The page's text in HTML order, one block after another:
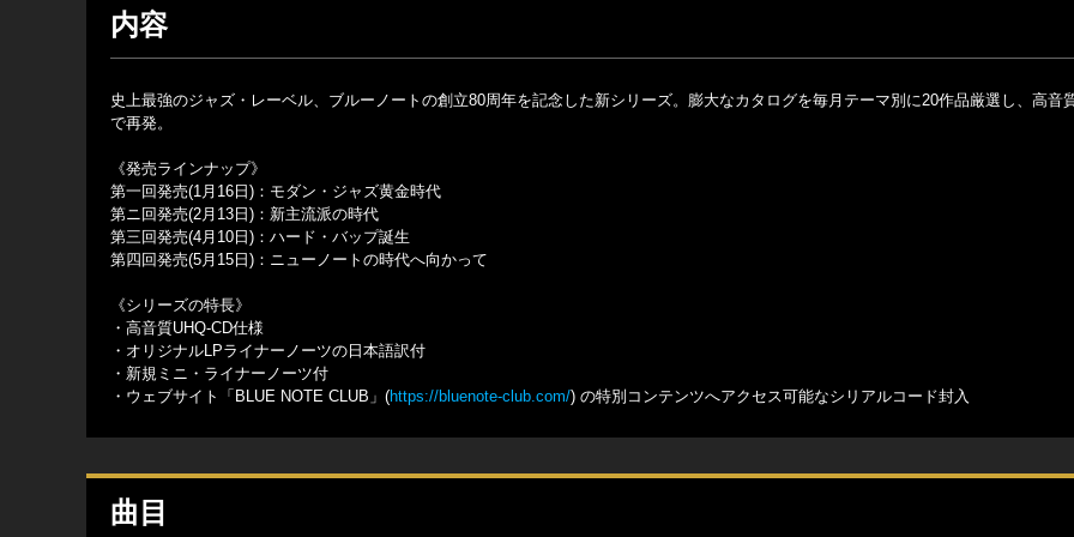
内容
史上最強のジャズ・レーベル、ブルーノートの創立80周年を記念した新シリーズ。膨大なカタログを毎月テーマ別に20作品厳選し、高音
で再発。
《発売ラインナップ》
第一回発売(1月16日)：モダン・ジャズ黄金時代
第ニ回発売(2月13日)：新主流派の時代
第三回発売(4月10日)：ハード・バップ誕生
第四回発売(5月15日)：ニューノートの時代へ向かって
《シリーズの特長》
・高音質UHQ-CD仕様
・オリジナルLPライナーノーツの日本語訳付
・新規ミニ・ライナーノーツ付
・ウェブサイト「BLUE NOTE CLUB」(https://bluenote-club.com/) の特別コンテンツへアクセス可能なシリアルコード封入
曲目